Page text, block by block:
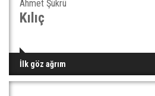
Ahmet Şükrü
Kılıç
İlk göz ağrım